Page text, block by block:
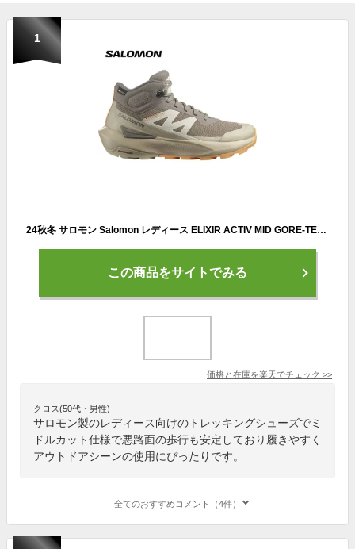
1
24秋冬 サロモン Salomon レディース ELIXIR ACTIV MID GORE-TEX L474572 防水 ゴアテックス 登山靴 トレッキングシューズ ミッドカット ミドルカット アウトドア キャンプ サロモンスニーカー
この商品をサイトでみる
価格と在庫を楽天でチェック >>
クロス(50代・男性)
サロモン製のレディース向けのトレッキングシューズでミ
ドルカット仕様で悪路面の歩行も安定しており履きやすく
アウトドアシーンの使用にぴったりです。
全てのおすすめコメント（4件）